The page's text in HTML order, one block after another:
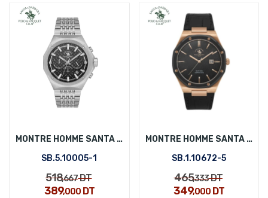
MONTRE HOMME SANTA BARBARA POLO SB.5.10005-1
SB.5.10005-1
518,667DT
389,000DT
MONTRE HOMME SANTA BARBARA POLO SB.1.10672-5
SB.1.10672-5
465,333DT
349,000DT